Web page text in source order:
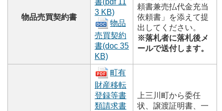
物品売買契約書
3 KB)
物品
売買契約
書(doc 35
KB)
頼書兼売払代金充当
依頼書」を添えて提
出してください。
※落札者に落札後メ
ールで送付します。
町有
財産移転
登録等書
類請求書
上三川町から委任
状、譲渡証明書、一